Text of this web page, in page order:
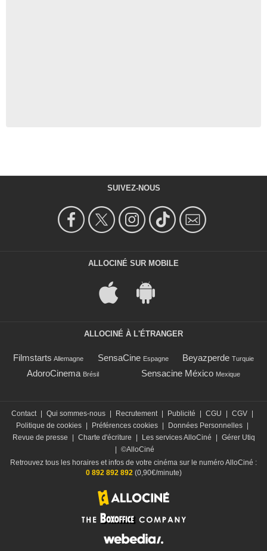
SUIVEZ-NOUS
ALLOCINÉ SUR MOBILE
ALLOCINÉ À L'ÉTRANGER
Filmstarts Allemagne SensaCine Espagne Beyazperde Turquie
AdoroCinema Brésil Sensacine México Mexique
Contact Qui sommes-nous Recrutement Publicité CGU CGV
Politique de cookies
Préférences cookies Données Personnelles
Revue de presse
Charte d'écriture Les services AlloCiné
Gérer Utiq
©AlloCiné
Retrouvez tous les horaires et infos de votre cinéma sur le numéro AlloCiné :
0 892 892 892(0,90€/minute)